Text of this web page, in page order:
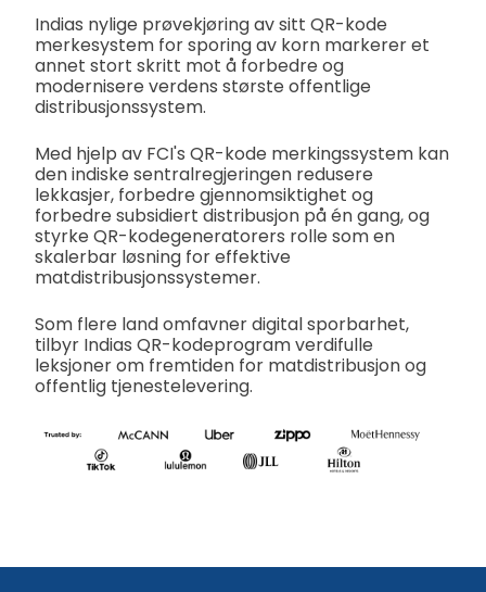
Indias nylige prøvekjøring av sitt QR-kode
merkesystem for sporing av korn markerer et
annet stort skritt mot å forbedre og
modernisere verdens største offentlige
distribusjonssystem.
Med hjelp av FCI's QR-kode merkingssystem kan
den indiske sentralregjeringen redusere
lekkasjer, forbedre gjennomsiktighet og
forbedre subsidiert distribusjon på én gang, og
styrke QR-kodegeneratorers rolle som en
skalerbar løsning for effektive
matdistribusjonssystemer.
Som flere land omfavner digital sporbarhet,
tilbyr Indias QR-kodeprogram verdifulle
leksjoner om fremtiden for matdistribusjon og
offentlig tjenestelevering.